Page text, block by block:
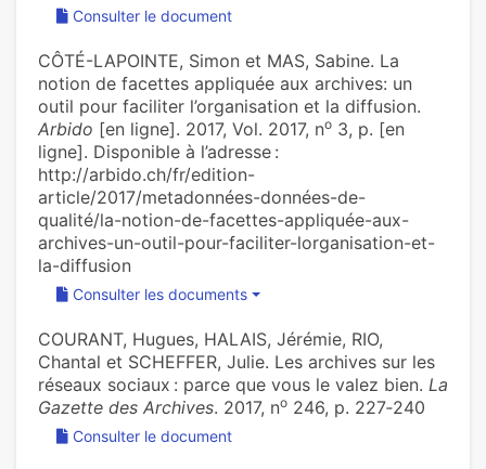
Consulter le document
CÔTÉ-LAPOINTE, Simon et MAS, Sabine. La
notion de facettes appliquée aux archives: un
outil pour faciliter l’organisation et la diffusion.
Arbido [en ligne]. 2017, Vol. 2017, no 3, p. [en
ligne]. Disponible à l’adresse :
http://arbido.ch/fr/edition-
article/2017/metadonnées-données-de-
qualité/la-notion-de-facettes-appliquée-aux-
archives-un-outil-pour-faciliter-lorganisation-et-
la-diffusion
Consulter les documents
COURANT, Hugues, HALAIS, Jérémie, RIO,
Chantal et SCHEFFER, Julie. Les archives sur les
réseaux sociaux : parce que vous le valez bien. La
Gazette des Archives. 2017, no 246, p. 227‑240
Consulter le document